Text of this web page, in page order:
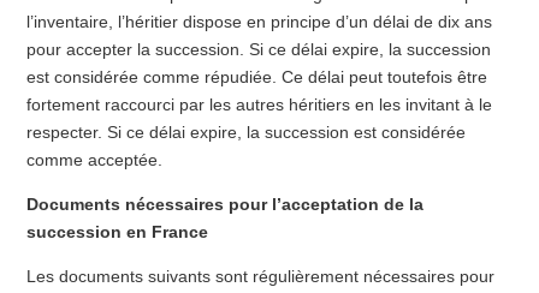
l’inventaire, l’héritier dispose en principe d’un délai de dix ans
pour accepter la succession. Si ce délai expire, la succession
est considérée comme répudiée. Ce délai peut toutefois être
fortement raccourci par les autres héritiers en les invitant à le
respecter. Si ce délai expire, la succession est considérée
comme acceptée.
Documents nécessaires pour l’acceptation de la
succession en France
Les documents suivants sont régulièrement nécessaires pour